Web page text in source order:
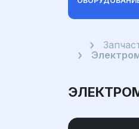
Главная